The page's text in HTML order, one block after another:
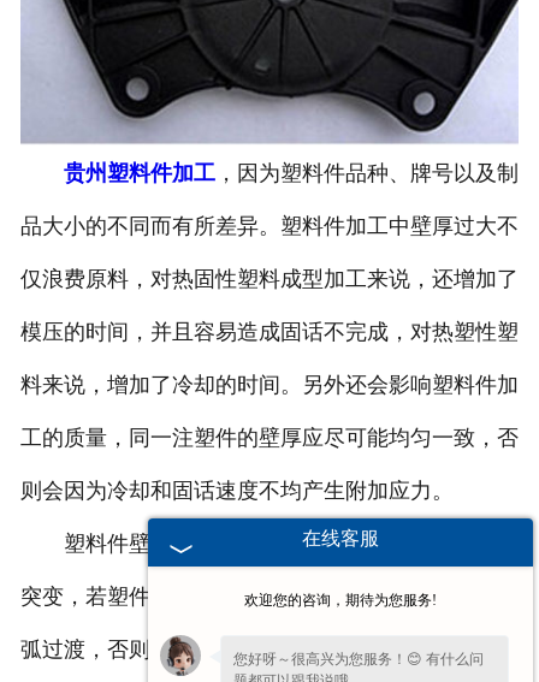
贵州桶盖
贵州拉环内盖
- 贵州塑料桶外盖
贵州防尘帽
- 贵州化工桶盖
贵州塑料桶
贵州20L塑料桶
- 贵州20L—25L塑料桶
贵州塑料件加工，因为塑料件品种、牌号以及制
品大小的不同而有所差异。塑料件加工中壁厚过大不
仅浪费原料，对热固性塑料成型加工来说，还增加了
模压的时间，并且容易造成固话不完成，对热塑性塑
料来说，增加了冷却的时间。另外还会影响塑料件加
工的质量，同一注塑件的壁厚应尽可能均匀一致，否
则会因为冷却和固话速度不均产生附加应力。
塑料件壁厚要尽量均匀，避免太薄、太厚及壁厚
突变，若塑件要求必须有壁厚变化，应采用渐变或圆
弧过渡，否则会因引起收缩不均匀使塑件变形、影响
在线客服
欢迎您的咨询，期待为您服务!
您好呀～很高兴为您服务！😊 有什么问